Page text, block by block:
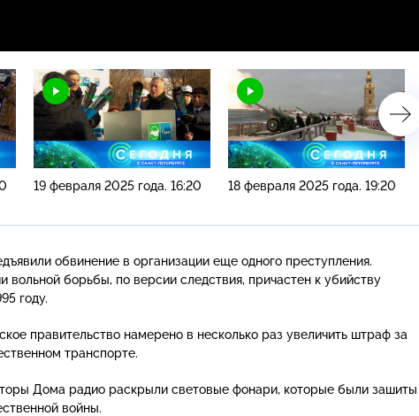
19 февраля 2025 года. 16:20 18 февраля 2025 года. 19:20
обвинение в организации еще одного преступления.
вольной борьбы, по версии следствия, причастен к убийству
году.
правительство намерено в несколько раз увеличить штраф за
транспорте.
Дома радио раскрыли световые фонари, которые были зашиты
войны.